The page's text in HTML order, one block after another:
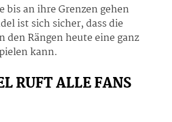
bis an ihre Grenzen gehen
ist sich sicher, dass die
Rängen heute eine ganz
kann.
RUFT ALLE FANS